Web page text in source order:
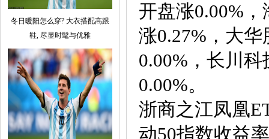
冬日暖阳怎么穿? 大衣搭配高跟
鞋, 尽显时髦与优雅
开盘涨0.00%
涨0.27%，大
0.00%，长川
0.00%。
浙商之江凤凰
动50指数收益